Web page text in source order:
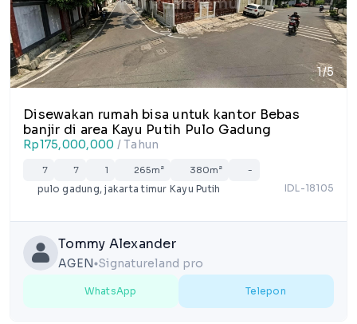
1/5
Disewakan rumah bisa untuk kantor Bebas
banjir di area Kayu Putih Pulo Gadung
Rp175,000,000 / Tahun
7 7 1 265m² 380m² -
pulo gadung, jakarta timur Kayu Putih IDL-18105
Tommy Alexander
AGEN lens Signatureland pro
WhatsApp Telepon